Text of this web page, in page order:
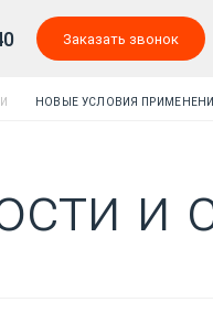
Заказать звонок
НОВЫЕ УСЛОВИЯ
и